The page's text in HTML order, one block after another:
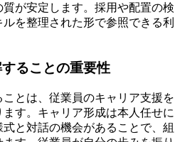
が安定します。採用や配置の検
を整理された形で参照できる利
ることの重要性
とは、従業員のキャリア支援を
す。キャリア形成は本人任せに
と対話の機会があることで、組